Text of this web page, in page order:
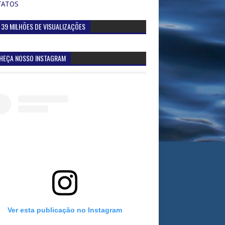
MILHÕES DE VISUALIZAÇÕES
NOSSO INSTAGRAM
Ver esta publicação no Instagram